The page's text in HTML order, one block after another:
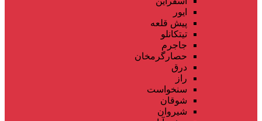
ایور
پیش قلعه
تیتکانلو
جاجرم
حصارگرمخان
درق
راز
سنخواست
شوقان
شیروان